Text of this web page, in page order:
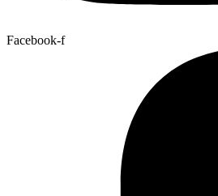
Facebook-f